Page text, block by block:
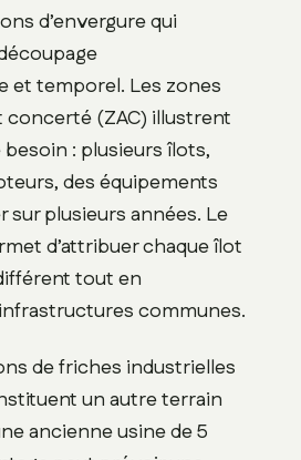
d’envergure qui
et temporel. Les zones
concerté (ZAC) illustrent
: plusieurs îlots,
des équipements
sur plusieurs années. Le
d’attribuer chaque îlot
tout en
communes.
de friches industrielles
un autre terrain
ancienne usine de 5